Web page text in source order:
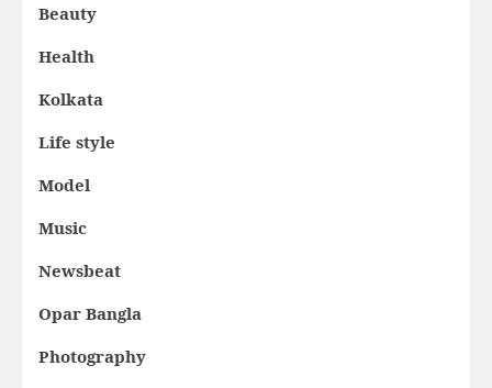
Beauty
Health
Kolkata
Life style
Model
Music
Newsbeat
Opar Bangla
Photography